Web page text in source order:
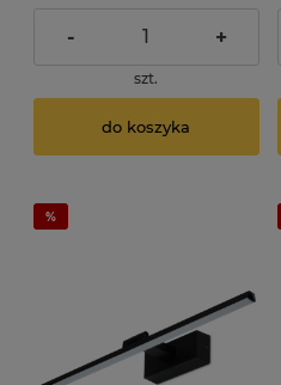
- +
szt.
do koszyka